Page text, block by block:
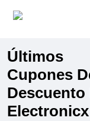
Últimos
Cupones
Descuento
Electronicx